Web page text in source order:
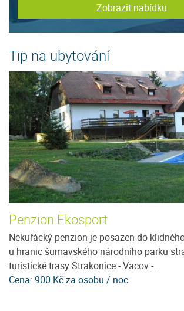
Zobrazit nabídku
Tip na ubytování
Penzion Ekosport
Nekuřácký penzion je posazen do
u hranic šumavského národního parku
turistické trasy Strakonice - Vacov -...
Cena: 900 Kč za osobu / noc